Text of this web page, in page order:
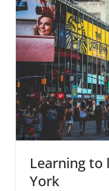
Learning to
York